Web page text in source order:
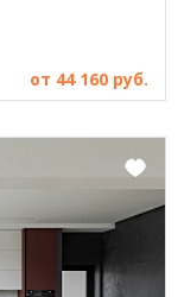
от 44 160 руб.